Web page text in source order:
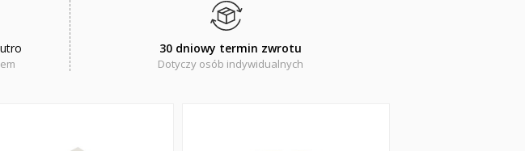
30 dniowy termin zwrotu
Dotyczy osób indywidualnych